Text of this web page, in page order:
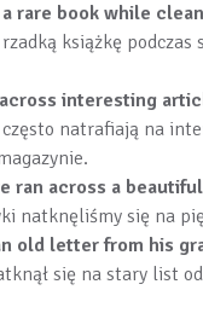
rare book while
książkę podczas
interesting
natrafiają na
ran across a
natknęliśmy się na
old letter from his
się na stary list